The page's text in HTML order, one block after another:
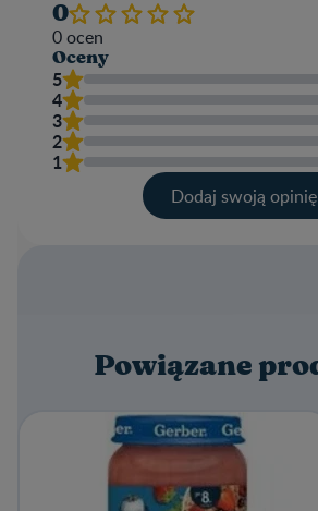
0
0ocen
Oceny
5
4
3
2
1
Dodaj swoją opinię​
Napisz recenzję
Powiązane